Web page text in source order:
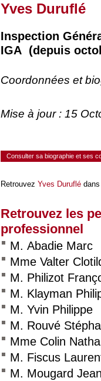
Yves Duruflé
Inspection
IGA (depuis
Coordonnées et
Mise à jour : 15
Consulter sa biographie et ses
Retrouvez Yves Duruflé
Retrouvez les
professionnel
M. Abadie Marc
Mme Valter
M. Philizot
M. Klayman
M. Yvin Philippe
M. Rouvé
Mme Colin
M. Fiscus
M. Mougard